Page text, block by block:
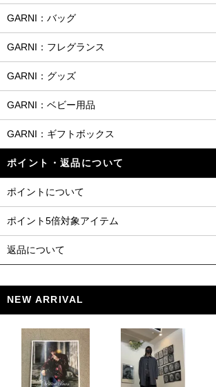
GARNI：バッグ
GARNI：フレグランス
GARNI：グッズ
GARNI：ベビー用品
GARNI：ギフトボックス
ポイント・返品について
ポイントについて
ポイント5倍対象アイテム
返品について
NEW ARRIVAL